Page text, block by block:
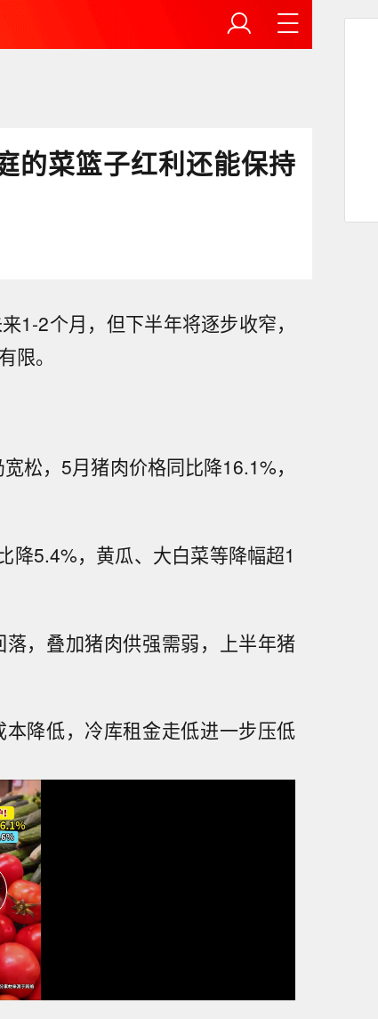
的菜篮子红利还能保持
1-2个月，但下半年将逐步收窄，
限。
松，5月猪肉价格同比降16.1%，
降5.4%，黄瓜、大白菜等降幅超1
，叠加猪肉供强需弱，上半年猪
降低，冷库租金走低进一步压低